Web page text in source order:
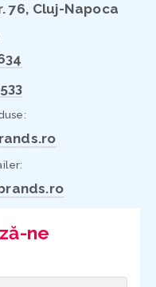
76, Cluj-Napoca
ne